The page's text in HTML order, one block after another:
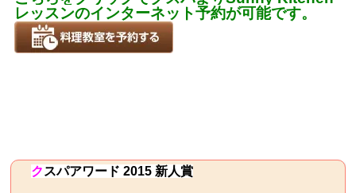
レッスンのインターネット予約が可能です。
ク スパアワード 2015 新人賞